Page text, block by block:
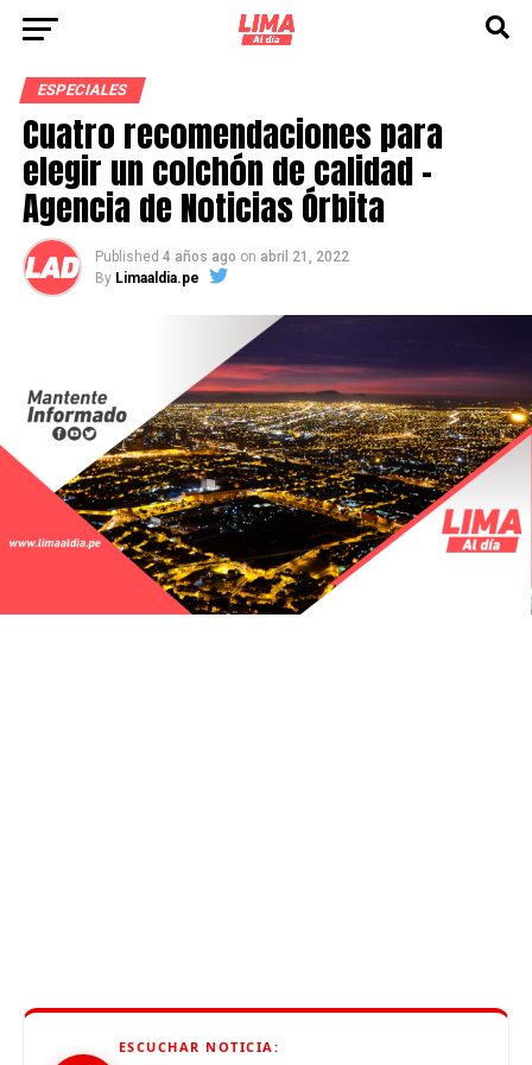
ESPECIALES
Cuatro recomendaciones para
elegir un colchón de calidad –
Agencia de Noticias Órbita
Published 4 años ago on abril 21, 2022
By Limaaldia.pe
ESCUCHAR NOTICIA: